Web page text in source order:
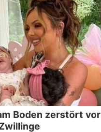
Boden zerstört vor